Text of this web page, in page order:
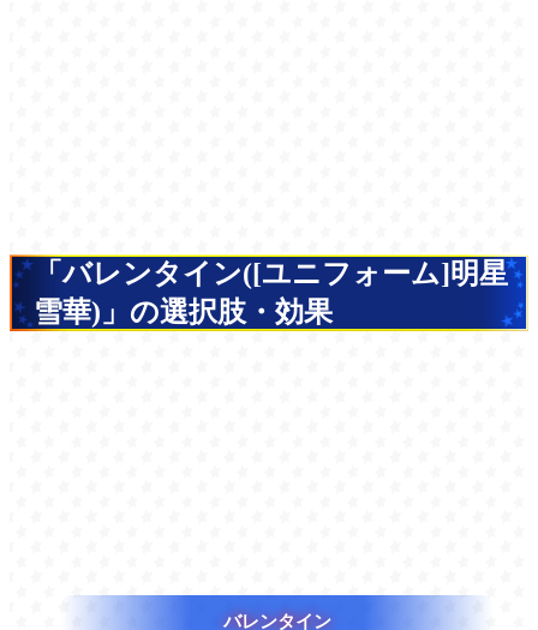
「バレンタイン([ユニフォーム]明星
雪華)」の選択肢・効果
バレンタイン